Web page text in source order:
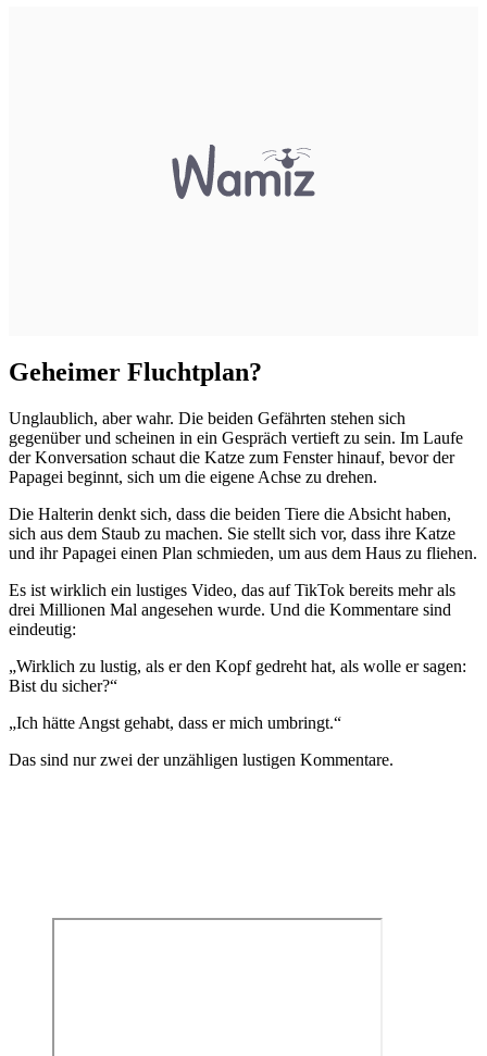
Geheimer Fluchtplan?
Unglaublich, aber wahr. Die beiden Gefährten stehen sich
gegenüber und scheinen in ein Gespräch vertieft zu sein. Im Laufe
der Konversation schaut die Katze zum Fenster hinauf, bevor der
Papagei beginnt, sich um die eigene Achse zu drehen.
Die Halterin denkt sich, dass die beiden Tiere die Absicht haben,
sich aus dem Staub zu machen. Sie stellt sich vor, dass ihre Katze
und ihr Papagei einen Plan schmieden, um aus dem Haus zu fliehen.
Es ist wirklich ein lustiges Video, das auf TikTok bereits mehr als
drei Millionen Mal angesehen wurde. Und die Kommentare sind
eindeutig:
„Wirklich zu lustig, als er den Kopf gedreht hat, als wolle er sagen:
Bist du sicher?“
„Ich hätte Angst gehabt, dass er mich umbringt.“
Das sind nur zwei der unzähligen lustigen Kommentare.